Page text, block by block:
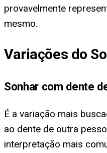
provavelmente
mesmo.
Variações do
Sonhar com dente
É a variação mais
ao dente de outra
interpretação mais